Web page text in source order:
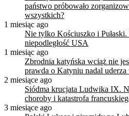
państwo próbowało
wszystkich?
1 miesiąc ago
Nie tylko Kościuszko i
niepodległość USA
1 miesiąc ago
Zbrodnia katyńska wciąż nie
prawda o Katyniu nadal uderza
2 miesiące ago
Siódma krucjata Ludwika IX.
choroby i katastrofa
3 miesiące ago